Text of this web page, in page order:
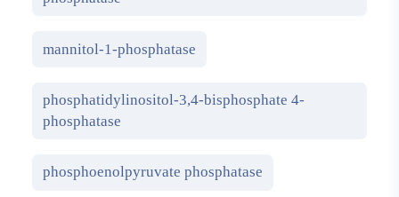
mannitol-1-phosphatase
phosphatidylinositol-3,4-bisphosphate 4-
phosphatase
phosphoenolpyruvate phosphatase